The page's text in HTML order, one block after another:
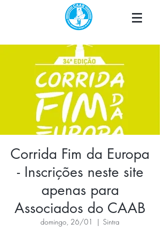
Corrida Fim da Europa
- Inscrições neste site
apenas para
Associados do CAAB
domingo, 26/01
  |
Sintra